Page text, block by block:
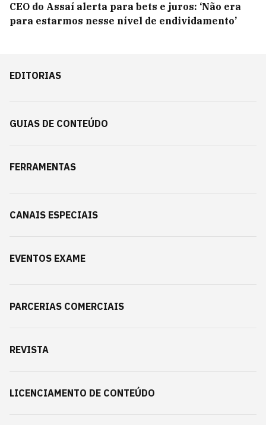
CEO do Assaí alerta para bets e juros: ‘Não era
para estarmos nesse nível de endividamento’
EDITORIAS
GUIAS DE CONTEÚDO
FERRAMENTAS
CANAIS ESPECIAIS
EVENTOS EXAME
PARCERIAS COMERCIAIS
REVISTA
LICENCIAMENTO DE CONTEÚDO